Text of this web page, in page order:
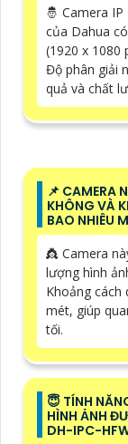
🤴 Camera
của Dahua
(1920 x 1080
Độ phân giải
quả và chất
📌 CAMERA
KHÔNG VÀ
BAO NHIÊU
👸 Camera
lượng hình
Khoảng cách
mét, giúp
tối.
😇 TÍNH
HÌNH ẢNH
DH-IPC-